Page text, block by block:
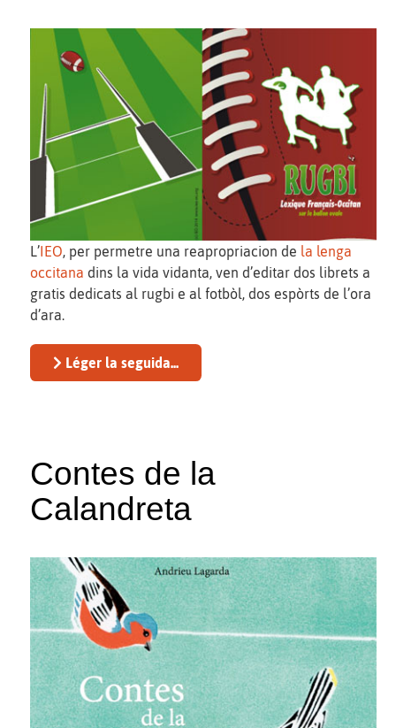
L’ IEO, per permetre una reapropriacion de la lenga
occitana dins la vida vidanta, ven d’editar dos librets a
gratis dedicats al rugbi e al fotbòl, dos espòrts de l’ora
d’ara.
Léger la seguida...
Contes de la
Calandreta